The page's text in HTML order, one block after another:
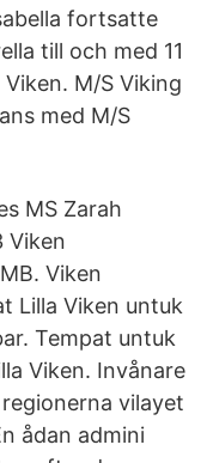
fortsatte
till och med 11
M/S Viking
med M/S
MS Zarah
Viken
Viken
Lilla Viken untuk
Tempat untuk
Viken. Invånare
vilayet
ådan admini